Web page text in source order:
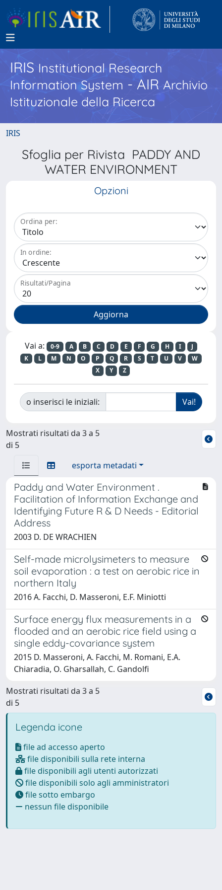
IRISInstitutional Research
Information System - AIR Archivio
Istituzionale della Ricerca
IRIS
Sfoglia per Rivista PADDY AND
WATER ENVIRONMENT
Opzioni
Ordina per:
In ordine:
Risultati/Pagina
Vai a: 0-9 A B C D E F G H I
J
K
L M N O P Q R S T U V
W
X
Y Z
o inserisci le iniziali:
Mostrati risultati da 3 a 5
di 5
esporta metadati
Paddy and Water Environment .
Facilitation of Information Exchange and
Identifying Future R & D Needs - Editorial
Address
2003 D. DE WRACHIEN
Self-made microlysimeters to measure
soil evaporation : a test on aerobic rice in
northern Italy
2016 A. Facchi, D. Masseroni, E.F. Miniotti
Surface energy flux measurements in a
flooded and an aerobic rice field using a
single eddy-covariance system
2015 D. Masseroni, A. Facchi, M. Romani, E.A.
Chiaradia, O. Gharsallah, C. Gandolfi
Mostrati risultati da 3 a 5
di 5
Legenda icone
file ad accesso aperto
file disponibili sulla rete interna
file disponibili agli utenti autorizzati
file disponibili solo agli amministratori
file sotto embargo
nessun file disponibile